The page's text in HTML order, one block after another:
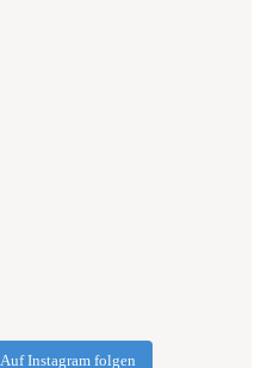
Auf Instagram folgen